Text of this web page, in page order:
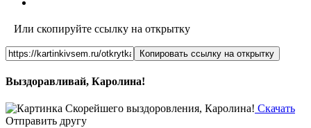
Или скопируйте ссылку на открытку
Копировать ссылку на открытку
Выздоравливай, Каролина!
Скачать
Отправить другу